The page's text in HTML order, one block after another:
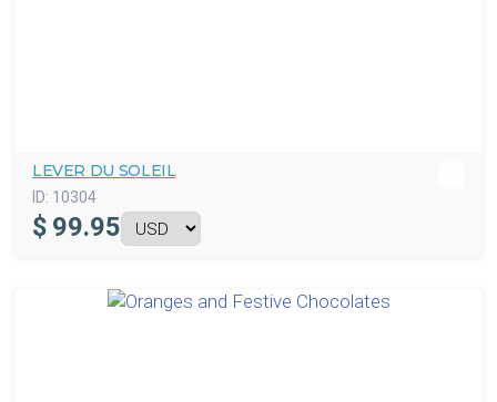
LEVER DU SOLEIL
ID: 10304
$ 99.95